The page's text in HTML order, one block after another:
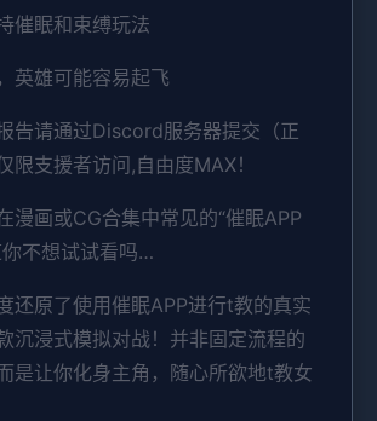
催眠和束缚玩法
英雄可能容易起飞
告请通过Discord服务器提交（正
限支援者访问,自由度MAX！
漫画或CG合集中常见的“催眠APP
你不想试试看吗…
还原了使用催眠APP进行t教的真实
沉浸式模拟对战！并非固定流程的
是让你化身主角，随心所欲地t教女